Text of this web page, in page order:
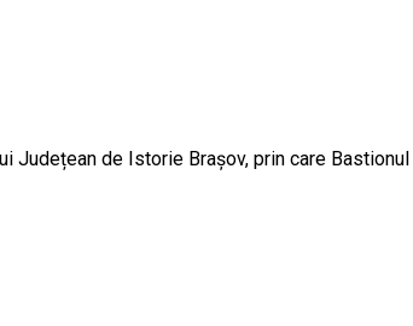
Județean de Istorie Brașov, prin care